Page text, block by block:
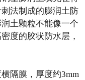
法制成的膨润土防
土颗粒不能像一个
度的胶状防水层，
隔膜，厚度约3mm